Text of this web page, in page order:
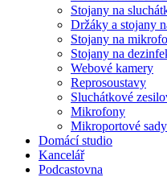
Stojany na
Držáky a stojany
Stojany na
Stojany na
Webové kamery
Reprosoustavy
Sluchátkové
Mikrofony
Mikroportové
Domácí studio
Kancelář
Podcastovna